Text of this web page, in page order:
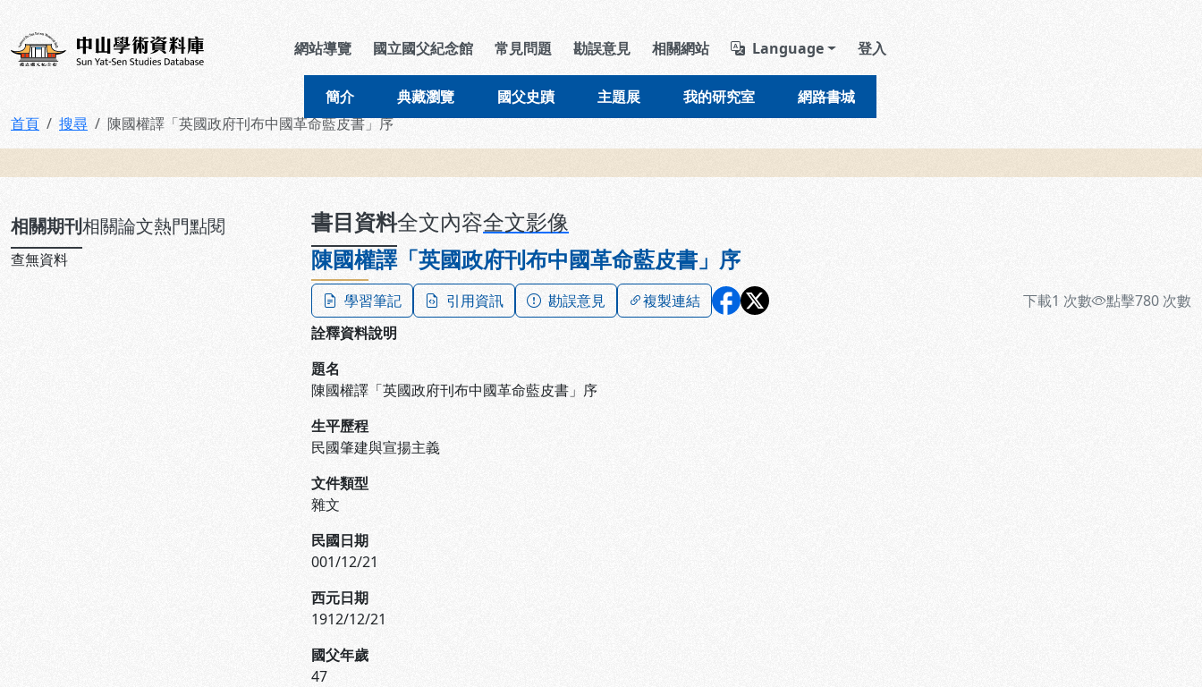
中山學術資料庫 導覽列區塊
網站導覽 國立國父紀念館 常見問題 勘誤意見 相關網站 Language 登入
簡介 典藏瀏覽 國父史蹟 主題展 我的研究室 網路書城
首頁 搜尋 陳國權譯「英國政府刊布中國革命藍皮書」序
相關期刊相關論文熱門點閱
查無資料
書目資料全文內容全文影像
陳國權譯「英國政府刊布中國革命藍皮書」序
學習筆記 引用資訊 勘誤意見 複製連結 下載1 次數 點擊780 次數
詮釋資料說明
題名
陳國權譯「英國政府刊布中國革命藍皮書」序
生平歷程
民國肇建與宣揚主義
文件類型
雜文
民國日期
001/12/21
西元日期
1912/12/21
國父年歲
47